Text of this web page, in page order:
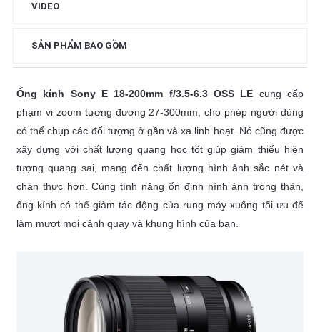
VIDEO
SẢN PHẨM BAO GỒM
Ống kính Sony E 18-200mm f/3.5-6.3 OSS LE cung cấp
phạm vi zoom tương đương 27-300mm, cho phép người dùng
có thể chụp các đối tượng ở gần và xa linh hoạt. Nó cũng được
xây dựng với chất lượng quang học tốt giúp giảm thiểu hiện
tượng quang sai, mang đến chất lượng hình ảnh sắc nét và
chân thực hơn. Cùng tính năng ổn định hình ảnh trong thân,
ống kính có thể giảm tác động của rung máy xuống tối ưu để
làm mượt mọi cảnh quay và khung hình của bạn.